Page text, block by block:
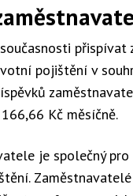
pojištění v
Kč měsíčně.
je společný